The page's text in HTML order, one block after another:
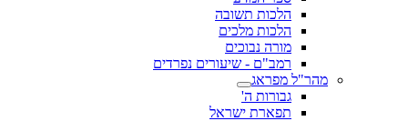
הלכות תשובה
הלכות מלכים
מורה נבוכים
רמב"ם - שיעורים נפרדים
מהר"ל מפראג
גבורות ה'
תפארת ישראל